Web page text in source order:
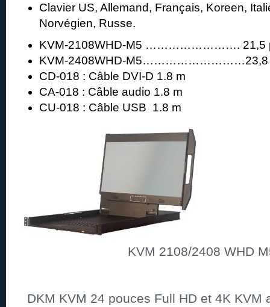
Clavier US, Allemand, Français, Koreen,
Norvégien, Russe.
KVM-2108WHD-M5 ……………………. 21,5
KVM-2408WHD-M5………………………23,8
CD-018 : Câble DVI-D 1.8 m
CA-018 : Câble audio 1.8 m
CU-018 : Câble USB 1.8 m
KVM 2108/2408 WHD
DKM KVM 24 pouces Full HD et 4K KVM